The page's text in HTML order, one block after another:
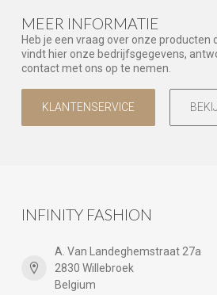
MEER INFORMATIE
Heb je een vraag over onze
vindt hier onze bedrijfsgegevens,
contact met ons op te nemen.
KLANTENSERVICE
INFINITY FASHION
A. Van Landeghemstraat 27a
2830 Willebroek
Belgium